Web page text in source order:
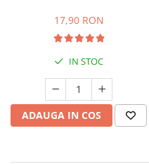
17,90 RON
IN STOC
ADAUGA IN COS